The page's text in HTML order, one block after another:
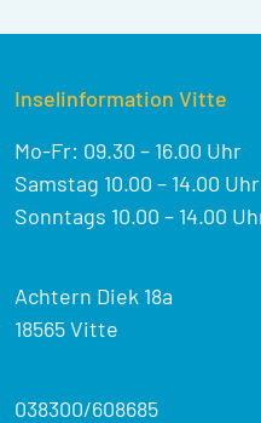
Inselinformation Vitte
Mo-Fr: 09.30 – 16.00 Uhr
Samstag 10.00 – 14.00 Uhr
Sonntags 10.00 – 14.00
Achtern Diek 18a
18565 Vitte
038300/608685